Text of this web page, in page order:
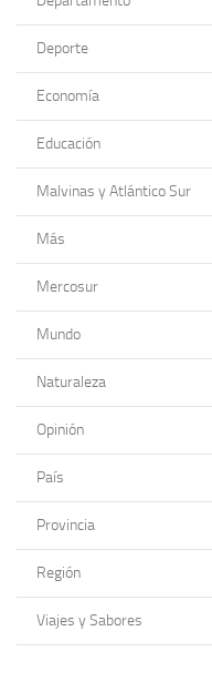
Deporte
Economía
Educación
Malvinas y Atlántico Sur
Más
Mercosur
Mundo
Naturaleza
Opinión
País
Provincia
Región
Viajes y Sabores